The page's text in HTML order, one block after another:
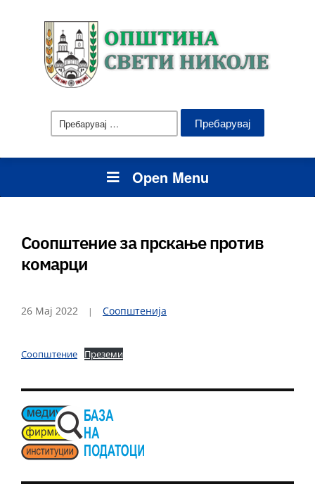
Пребарувај
за:
Open Menu
Соопштение за прскање против
комарци
26 Мај 2022 Соопштенија
Соопштение Преземи